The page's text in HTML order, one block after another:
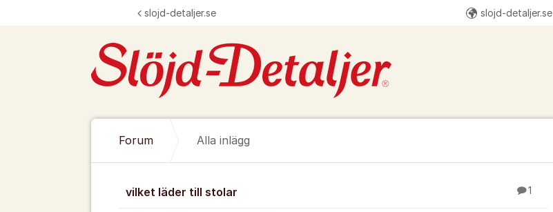
slojd-detaljer.se slojd-detaljer.se
Forum Alla inlägg
Alla inlägg
vilket läder till stolar 1